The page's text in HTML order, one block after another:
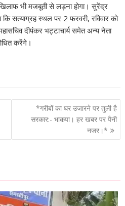
भी मजबूती से लड़ना होगा। सुरेंद्र
कि सत्याग्रह स्थल पर 2 फरवरी, रविवार को
दीपंकर भट्टाचार्य समेत अन्य नेता
करेंगे।
*गरीबों का घर उजारने पर तुली है
सरकार:- भाकपा। हर खबर पर पैनी
नजर।*